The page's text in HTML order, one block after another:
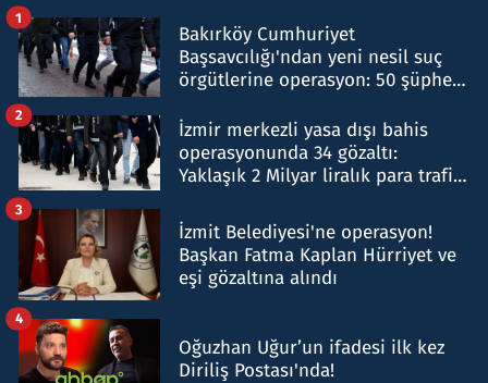
Bakırköy Cumhuriyet
Başsavcılığı'ndan yeni nesil suç
örgütlerine operasyon: 50 şüpheli
1
İzmir merkezli yasa dışı bahis
operasyonunda 34 gözaltı:
Yaklaşık 2 Milyar liralık para trafiği
2
İzmit Belediyesi'ne operasyon!
Başkan Fatma Kaplan Hürriyet ve
eşi gözaltına alındı
3
Oğuzhan Uğur’un ifadesi ilk kez
Diriliş Postası'nda!
4